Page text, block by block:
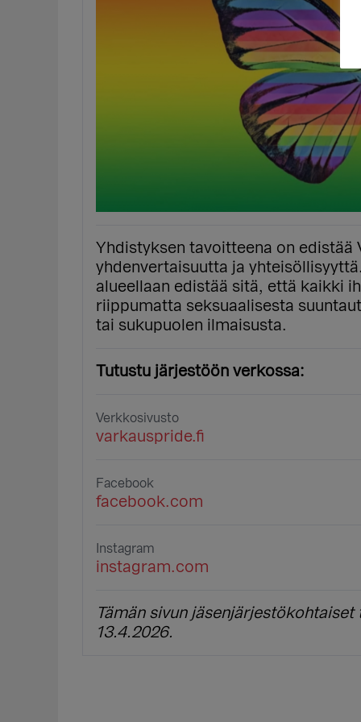
Yhdistyksen tavoitteena on edistää
yhdenvertaisuutta ja
alueellaan edistää sitä, että kaikki
riippumatta seksuaalisesta
tai sukupuolen ilmaisusta.
Tutustu järjestöön verkossa:
Verkkosivusto
varkauspride.fi
Facebook
facebook.com
Instagram
instagram.com
Tämän sivun
13.4.2026.